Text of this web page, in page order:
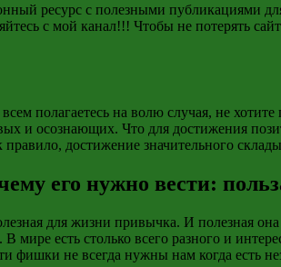
ресурс с полезными
с мой канал!!! Чтобы не потерять
полагаетесь на волю случая, не
и осознающих. Что для достижения
правило, достижение значительного
его нужно вести:
для жизни привычка. И полезная
мире есть столько всего разного и
не всегда нужны нам когда есть